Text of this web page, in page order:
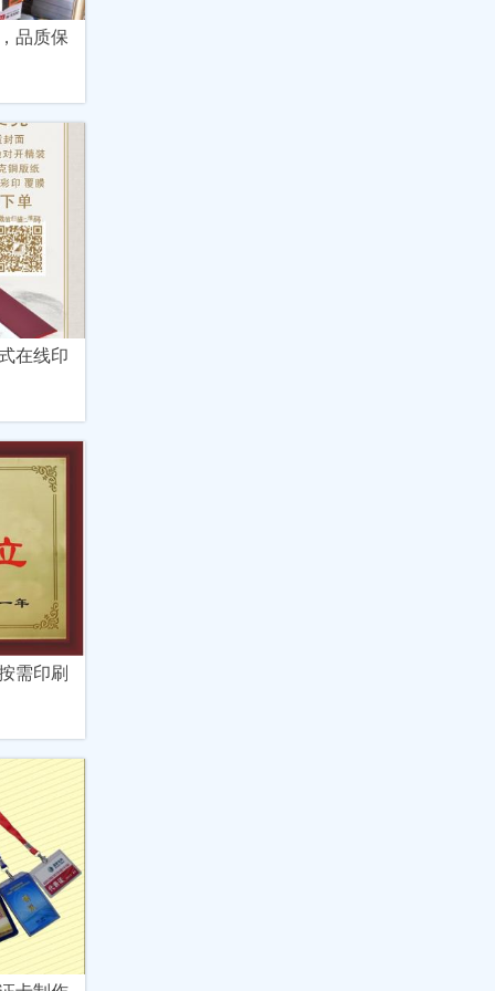
品质保
在线印
需印刷